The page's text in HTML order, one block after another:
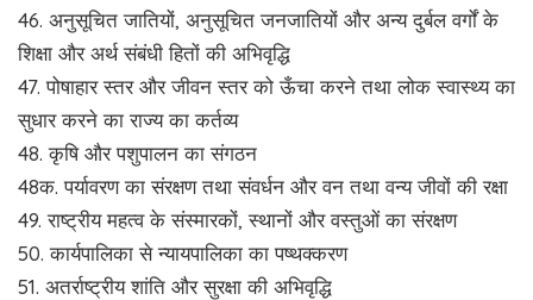
46. अनुसूचित जातियों, अनुसूचित जनजातियों और अन्य दुर्बल वर्गों के
शिक्षा और अर्थ संबंधी हितों की अभिवृद्धि
47. पोषाहार स्तर और जीवन स्तर को ऊँचा करने तथा लोक स्वास्थ्य का
सुधार करने का राज्य का कर्तव्य
48. कृषि और पशुपालन का संगठन
48क. पर्यावरण का संरक्षण तथा संवर्धन और वन तथा वन्य जीवों की रक्षा
49. राष्ट्रीय महत्व के संस्मारकों, स्थानों और वस्तुओं का संरक्षण
50. कार्यपालिका से न्यायपालिका का पष्थक्करण
51. अतर्राष्ट्रीय शांति और सुरक्षा की अभिवृद्धि